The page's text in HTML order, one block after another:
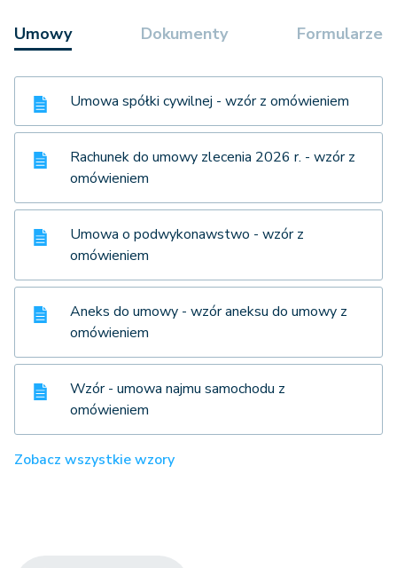
Umowy Dokumenty Formularze
Umowa spółki cywilnej - wzór z omówieniem
Rachunek do umowy zlecenia 2026 r. - wzór z
omówieniem
Umowa o podwykonawstwo - wzór z
omówieniem
Aneks do umowy - wzór aneksu do umowy z
omówieniem
Wzór - umowa najmu samochodu z
omówieniem
Zobacz wszystkie wzory